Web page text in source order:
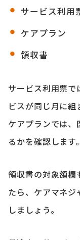
サービス利用
ケアプラン
領収書
サービス利用票
ビスが同じ月に組
ケアプランでは
るかを確認します。
領収書の対象額欄
たら、ケアマネ
しましょう。